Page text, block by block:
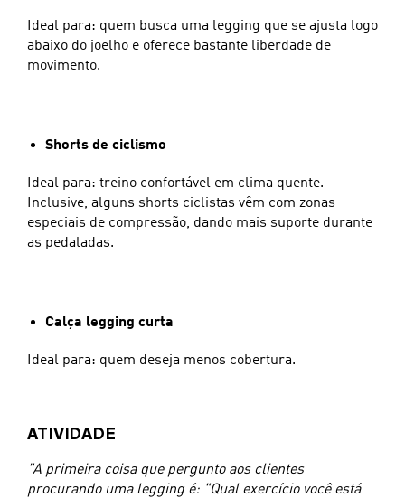
Ideal para: quem busca uma legging que se ajusta logo
abaixo do joelho e oferece bastante liberdade de
movimento.
Shorts de ciclismo
Ideal para: treino confortável em clima quente.
Inclusive, alguns shorts ciclistas vêm com zonas
especiais de compressão, dando mais suporte durante
as pedaladas.
Calça legging curta
Ideal para: quem deseja menos cobertura.
ATIVIDADE
"A primeira coisa que pergunto aos clientes
procurando uma legging é: "Qual exercício você está